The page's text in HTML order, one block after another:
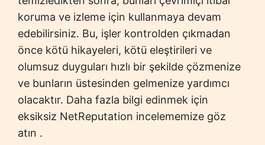
koruma ve izleme için kullanmaya devam
edebilirsiniz. Bu, işler kontrolden çıkmadan
önce kötü hikayeleri, kötü eleştirileri ve
olumsuz duyguları hızlı bir şekilde çözmenize
ve bunların üstesinden gelmenize yardımcı
olacaktır. Daha fazla bilgi edinmek için
eksiksiz NetReputation incelememize göz
atın .